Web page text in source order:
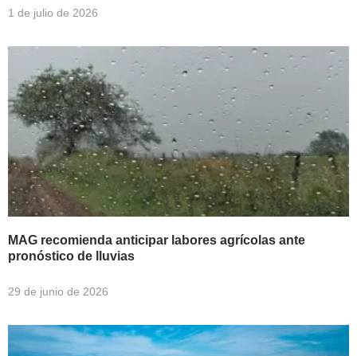
1 de julio de 2026
MAG recomienda anticipar labores agrícolas ante
pronóstico de lluvias
29 de junio de 2026